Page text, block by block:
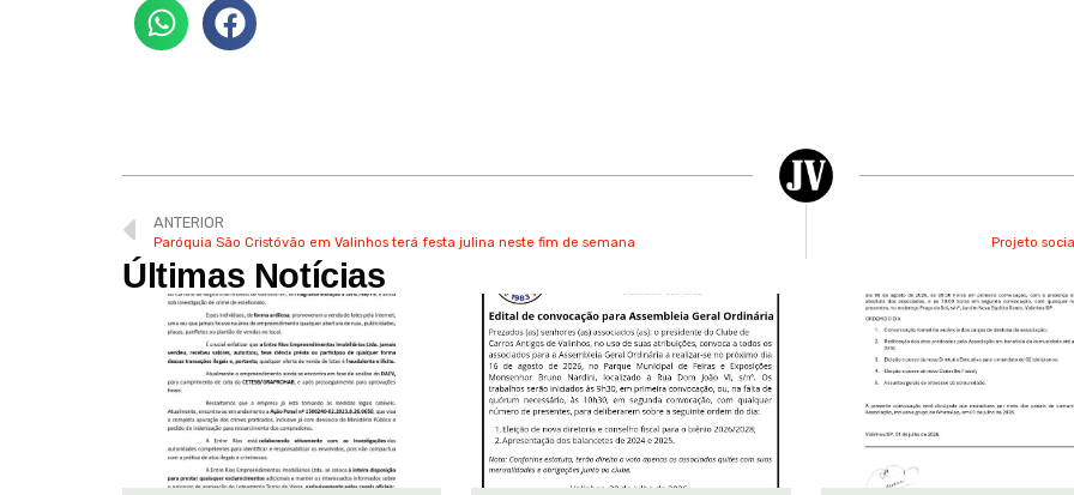
ANTERIOR
Paróquia São Cristóvão em Valinhos terá festa julina neste fim de semana Projeto
Últimas Notícias